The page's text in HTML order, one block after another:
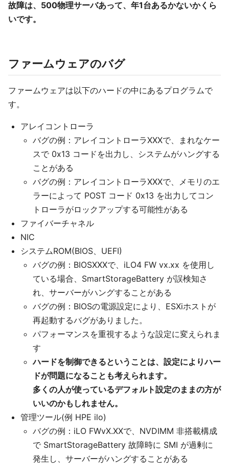
故障は、500物理サーバあって、年1台あるかないかくら
いです。
ファームウェアのバグ
ファームウェアは以下のハードの中にあるプログラムで
す。
アレイコントローラ
バグの例：アレイコントローラXXXで、まれなケー
スで 0x13 コードを出力し、システムがハングする
ことがある
バグの例：アレイコントローラXXXで、メモリのエ
ラーによって POST コード 0x13 を出力してコン
トローラがロックアップする可能性がある
ファイバーチャネル
NIC
システムROM(BIOS、UEFI)
バグの例：BIOSXXXで、iLO4 FW vx.xx を使用し
ている場合、SmartStorageBattery が誤検知さ
れ、サーバーがハングすることがある
バグの例：BIOSの電源設定により、ESXiホストが
再起動するバグがありました。
パフォーマンスを重視するような設定に変えられま
す
ハードを制御できるということは、設定によりハー
ドが問題になることも考えられます。
多くの人が使っているデフォルト設定のままの方が
いいのかもしれません。
管理ツール(例 HPE ilo)
バグの例：iLO FWvX.XXで、NVDIMM 非搭載構成
で SmartStorageBattery 故障時に SMI が過剰に
発生し、サーバーがハングすることがある